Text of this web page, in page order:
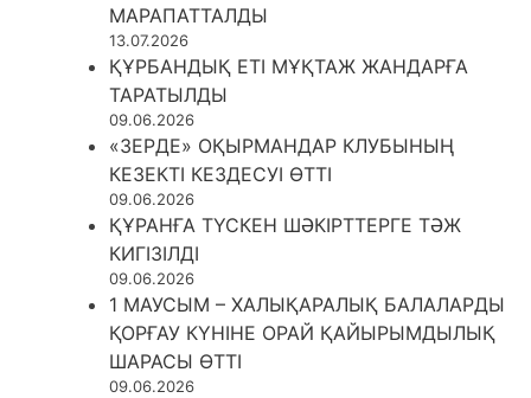
МАРАПАТТАЛДЫ
13.07.2026
ҚҰРБАНДЫҚ ЕТІ МҰҚТАЖ ЖАНДАРҒА
ТАРАТЫЛДЫ
09.06.2026
«ЗЕРДЕ» ОҚЫРМАНДАР КЛУБЫНЫҢ
КЕЗЕКТІ КЕЗДЕСУІ ӨТТІ
09.06.2026
ҚҰРАНҒА ТҮСКЕН ШӘКІРТТЕРГЕ ТӘЖ
КИГІЗІЛДІ
09.06.2026
1 МАУСЫМ – ХАЛЫҚАРАЛЫҚ БАЛАЛАРДЫ
ҚОРҒАУ КҮНІНЕ ОРАЙ ҚАЙЫРЫМДЫЛЫҚ
ШАРАСЫ ӨТТІ
09.06.2026